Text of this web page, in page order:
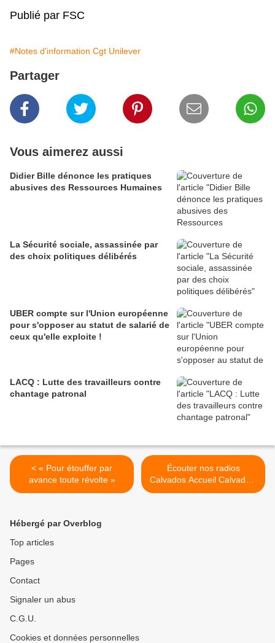
Publié par FSC
#Notes d'information Cgt Unilever
Partager
Vous aimerez aussi
Didier Bille dénonce les pratiques
abusives des Ressources Humaines
La Sécurité sociale, assassinée par
des choix politiques délibérés
UBER compte sur l'Union européenne
pour s'opposer au statut de salarié de
ceux qu'elle exploite !
LACQ : Lutte des travailleurs contre
chantage patronal
< « Pour étouffer par
avance toute révolte »
Écouter nos radios
Calvados Accueil Calvados.
Les pompiers déposent un
Hébergé par Overblog
Top articles
Pages
Contact
Signaler un abus
C.G.U.
Cookies et données personnelles